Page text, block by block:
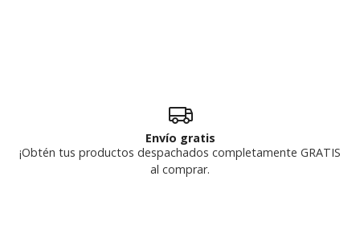
Envío gratis
¡Obtén tus productos despachados completamente GRATIS
al comprar.